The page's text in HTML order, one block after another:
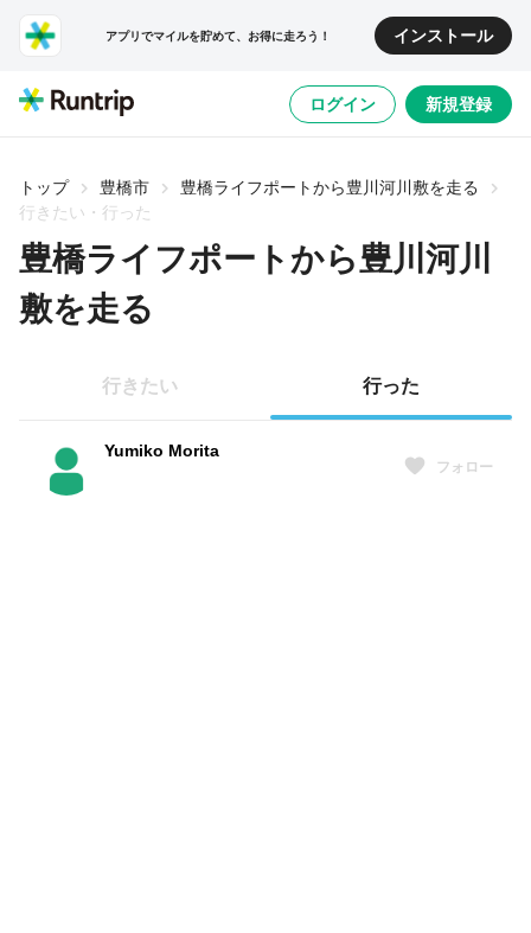
アプリでマイルを貯めて、お得に走ろう！ インストール
ログイン 新規登録
トップ 豊橋市
豊橋ライフポートから豊川河川敷を走る
行きたい・行った
豊橋ライフポートから豊川河川
敷を走る
行きたい 行った
Yumiko Morita
フォロー